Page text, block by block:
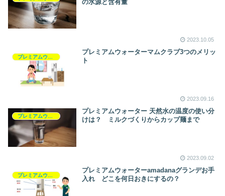
の水源と含有量
2023.10.05
プレミアムウォーター
プレミアムウォーターマムクラブ3つのメリッ
ト
2023.09.16
プレミアムウォーター 天然水の温度の使い分
けは？ ミルクづくりからカップ麺まで
2023.09.02
プレミアムウォーターamadanaグランデお手
入れ どこを何日おきにするの？